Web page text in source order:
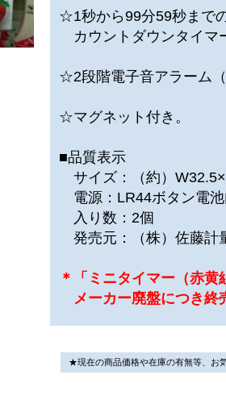
☆1秒から99分59秒まで
カウントダウンタイマ
☆2段階電子音アラーム
☆マグネット付き。
■品質表示
サイズ：（約）
電源：LR44ボタン電
入り数：2個
発売元：（株）佐藤計
＊「ミニタイマー（赤黄
メーカー廃盤につき終
★現在の商品価格や在庫の有無等、お